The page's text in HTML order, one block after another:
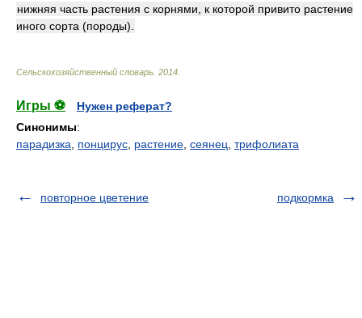
нижняя часть растения с корнями, к которой привито растение
иного сорта (породы).
Сельскохозяйственный словарь 2014
Игры ⚽
Нужен реферат?
Синонимы:
парадизка
понцирус растение сеянец трифолиата
повторное цветение подкормка